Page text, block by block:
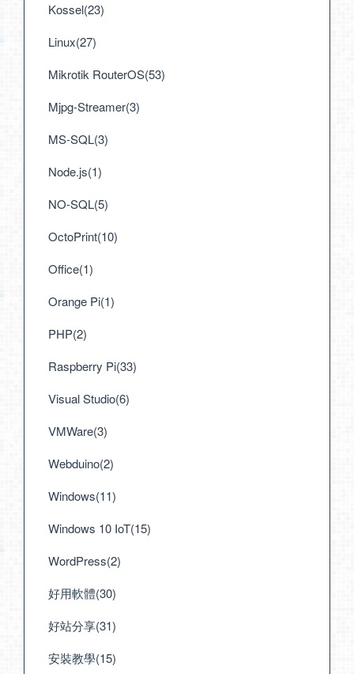
Kossel(23)
Linux(27)
Mikrotik RouterOS(53)
Mjpg-Streamer(3)
MS-SQL(3)
Node.js(1)
NO-SQL(5)
OctoPrint(10)
Office(1)
Orange Pi(1)
PHP(2)
Raspberry Pi(33)
Visual Studio(6)
VMWare(3)
Webduino(2)
Windows(11)
Windows 10 IoT(15)
WordPress(2)
好用軟體(30)
好站分享(31)
安裝教學(15)